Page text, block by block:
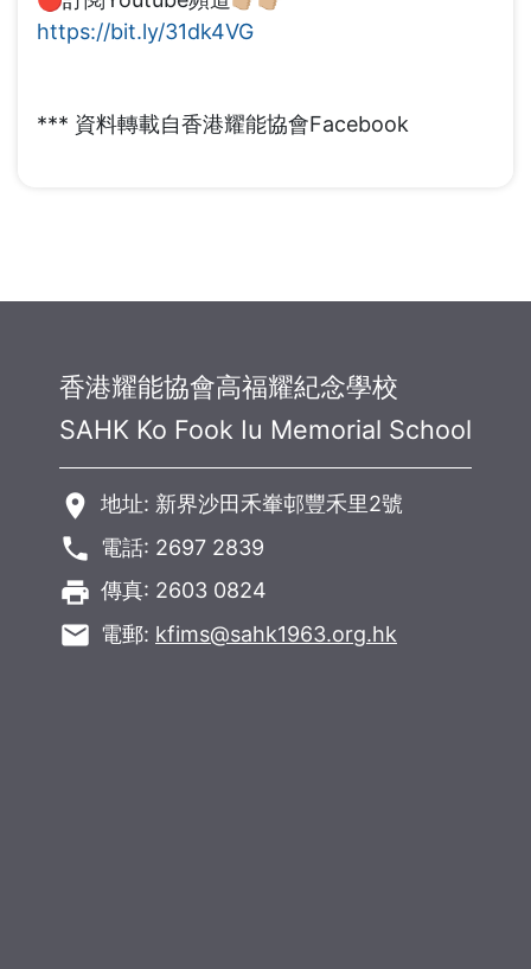
https://bit.ly/31dk4VG
*** 資料轉載自香港耀能協會Facebook
香港耀能協會高福耀紀念學校
SAHK Ko Fook Iu Memorial School
room 地址: 新界沙田禾輋邨豐禾里2號
phone 電話: 2697 2839
local_printshop 傳真: 2603 0824
email 電郵: kfims@sahk1963.org.hk